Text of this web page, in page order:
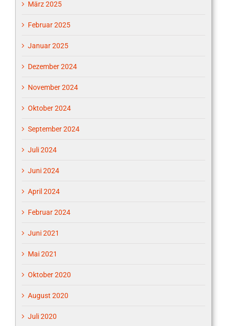
März 2025
Februar 2025
Januar 2025
Dezember 2024
November 2024
Oktober 2024
September 2024
Juli 2024
Juni 2024
April 2024
Februar 2024
Juni 2021
Mai 2021
Oktober 2020
August 2020
Juli 2020